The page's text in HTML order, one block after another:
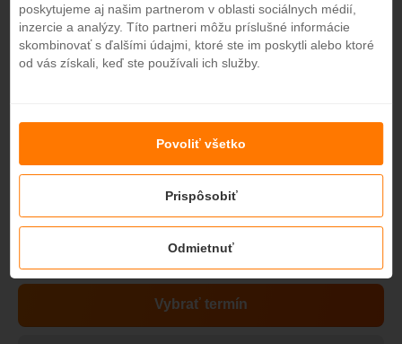
Cena na osobu od667€
Uvedená cena je platná v období
Vybrať termín
poskytujeme aj našim partnerom v oblasti sociálnych médií,
inzercie a analýzy. Títo partneri môžu príslušné informácie
skombinovať s ďalšími údajmi, ktoré ste im poskytli alebo ktoré
od vás získali, keď ste používali ich služby.
Odmietnuť
Prispôsobiť
Povoliť všetko